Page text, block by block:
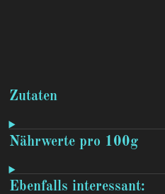
Zutaten
Nährwerte pro 100g
Ebenfalls interessant: